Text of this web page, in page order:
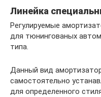
Линейка
Регулируемые
для тюнингованых
типа.
Данный вид
самостоятельно
для определенного